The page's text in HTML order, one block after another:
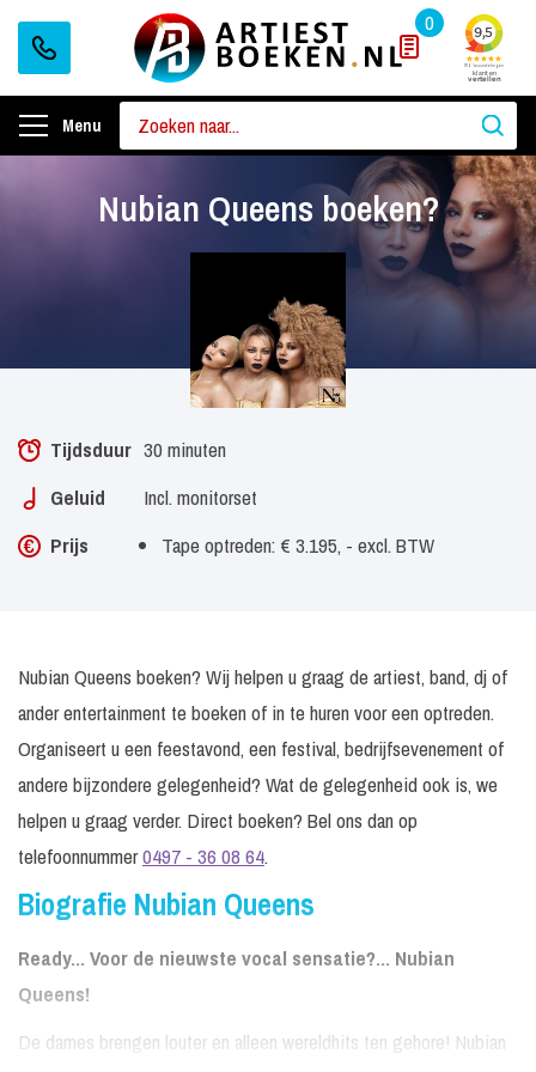
0
Menu
Nubian Queens boeken?
Tijdsduur 30 minuten
Geluid
Incl. monitorset
Prijs
Tape optreden: € 3.195, - excl. BTW
Nubian Queens boeken? Wij helpen u graag de artiest, band, dj of
ander entertainment te boeken of in te huren voor een optreden.
Organiseert u een feestavond, een festival, bedrijfsevenement of
andere bijzondere gelegenheid? Wat de gelegenheid ook is, we
helpen u graag verder. Direct boeken? Bel ons dan op
telefoonnummer0497 - 36 08 64.
Biografie Nubian Queens
Ready... Voor de nieuwste vocal sensatie?... Nubian
Queens!
De dames brengen louter en alleen wereldhits ten gehore! Nubian